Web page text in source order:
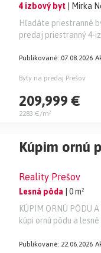
4 izbový byt | Mirka
Hľadáte priestranné
predaj priestranný 4-
Publikované: 07.08.2026
Byty na predaj Prešov
209,999 €
2283 €/m²
Kúpim ornú
Reality Prešov
Lesná pôda
| 0 m²
KÚPIM ORNÚ PÔDU
kúpi ornú pôdu a
Publikované: 22.06.2026